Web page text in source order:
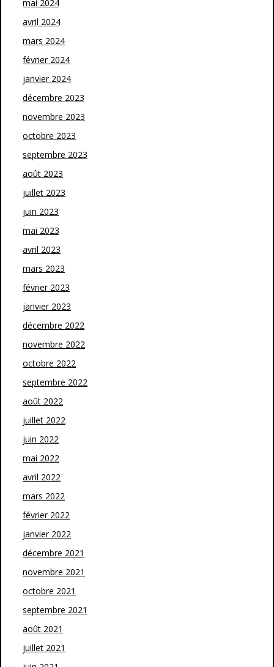
mai 2024
avril 2024
mars 2024
février 2024
janvier 2024
décembre 2023
novembre 2023
octobre 2023
septembre 2023
août 2023
juillet 2023
juin 2023
mai 2023
avril 2023
mars 2023
février 2023
janvier 2023
décembre 2022
novembre 2022
octobre 2022
septembre 2022
août 2022
juillet 2022
juin 2022
mai 2022
avril 2022
mars 2022
février 2022
janvier 2022
décembre 2021
novembre 2021
octobre 2021
septembre 2021
août 2021
juillet 2021